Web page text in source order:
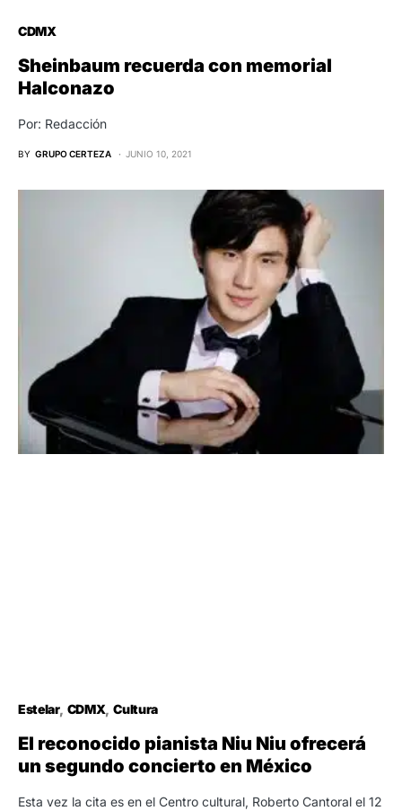
CDMX
Sheinbaum recuerda con memorial
Halconazo
Por: Redacción
BY GRUPO CERTEZA JUNIO 10, 2021
Estelar CDMX Cultura
El reconocido pianista Niu Niu ofrecerá
un segundo concierto en México
Esta vez la cita es en el Centro cultural, Roberto Cantoral el 12